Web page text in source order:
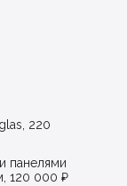
220
панелями
120 000 ₽